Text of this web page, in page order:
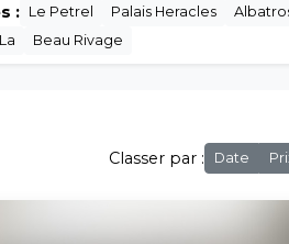
: Le Petrel Palais Heracles
Beau Rivage
Classer par : Date